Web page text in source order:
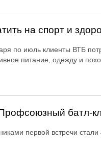
на спорт и
по июль клиенты ВТБ
питание, одежду и
батл-
первой встречи стали